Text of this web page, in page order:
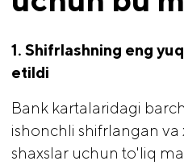
1. Shifrlashning eng
etildi
Bank kartalaridagi
ishonchli shifrlangan
shaxslar uchun to'liq